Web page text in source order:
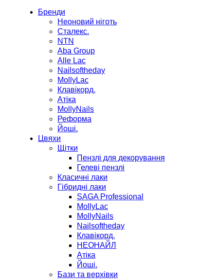
Бренди
Неоновий ніготь
Сталекс.
NTN
Aba Group
Alle Lac
Nailsoftheday
MollyLac
Клавікорд.
Атіка
MollyNails
Реформа
Йоші.
Цвяхи
Щітки
Пензлі для декорування
Гелеві пензлі
Класичні лаки
Гібридні лаки
SAGA Professional
MollyLac
MollyNails
Nailsoftheday
Клавікорд.
НЕОНАЙЛ
Атіка
Йоші.
Бази та верхівки